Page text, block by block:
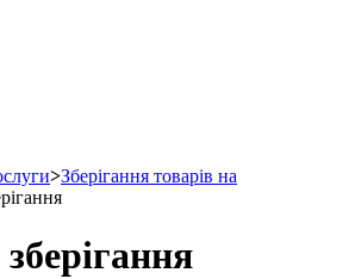
>Зберігання товарів на